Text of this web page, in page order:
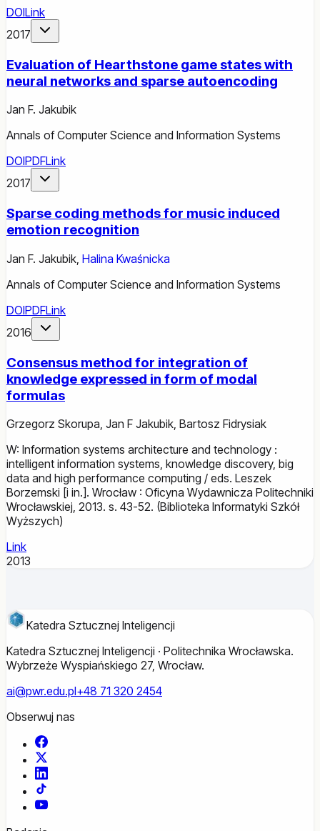
DOILink
2017
Evaluation of Hearthstone game states with
neural networks and sparse autoencoding
Jan F. Jakubik
Annals of Computer Science and Information Systems
DOIPDFLink
2017
Sparse coding methods for music induced
emotion recognition
Jan F. Jakubik Halina Kwaśnicka
Annals of Computer Science and Information Systems
DOIPDFLink
2016
Consensus method for integration of
knowledge expressed in form of modal
formulas
Grzegorz Skorupa, Jan F Jakubik, Bartosz Fidrysiak
W: Information systems architecture and technology :
intelligent information systems, knowledge discovery, big
data and high performance computing / eds. Leszek
Borzemski [i in.]. Wrocław : Oficyna Wydawnicza Politechniki
Wrocławskiej, 2013. s. 43-52. (Biblioteka Informatyki Szkół
Wyższych)
Link
2013
Katedra Sztucznej Inteligencji
Katedra Sztucznej Inteligencji · Politechnika Wrocławska.
Wybrzeże Wyspiańskiego 27, Wrocław.
ai@pwr.edu.pl+48 71 320 2454
Obserwuj nas
Facebook
YouTube